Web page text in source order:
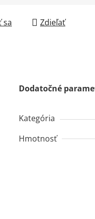
sa Zdieľať
Dodatočné
Kategória
Hmotnosť